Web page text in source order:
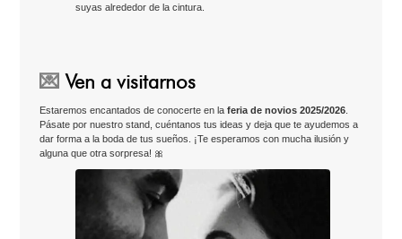
suyas alrededor de la cintura.
💌Ven a visitarnos
Estaremos encantados de conocerte en la feria de novios 2025/2026.
Pásate por nuestro stand, cuéntanos tus ideas y deja que te ayudemos a
dar forma a la boda de tus sueños. ¡Te esperamos con mucha ilusión y
alguna que otra sorpresa! 🎀